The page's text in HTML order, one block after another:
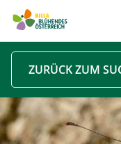
ZURÜCK ZUM
Image